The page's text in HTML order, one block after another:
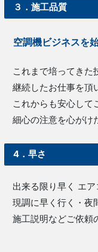
３．施工品質
空調機ビジネスを
これまで培ってきた
継続したお仕事を頂
これからも安心して
細心の注意を心がけ
4．早さ
出来る限り早く エ
現調に早く行く・夜
施工説明などご依頼